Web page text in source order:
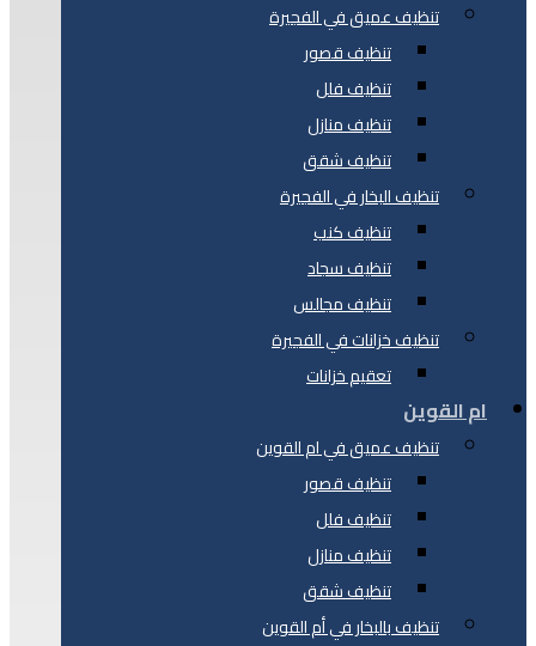
تنظيف عميق في الفجيرة
تنظيف قصور
تنظيف فلل
تنظيف منازل
تنظيف شقق
تنظيف البخار في الفجيرة
تنظيف كنب
تنظيف سجاد
تنظيف مجالس
تنظيف خزانات في الفجيرة
تعقيم خزانات
ام القوين
تنظيف عميق في ام القوين
تنظيف قصور
تنظيف فلل
تنظيف منازل
تنظيف شقق
تنظيف بالبخار في أم القوين